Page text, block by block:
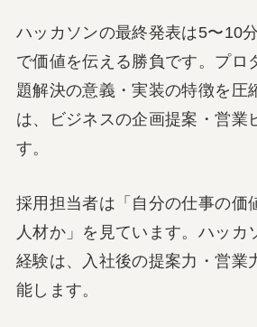
ハッカソンの最終発表は5〜10
で価値を伝える勝負です。プロ
題解決の意義・実装の特徴を圧
は、ビジネスの企画提案・営業
す。
採用担当者は「自分の仕事の価
人材か」を見ています。ハッカ
経験は、入社後の提案力・営業
能します。